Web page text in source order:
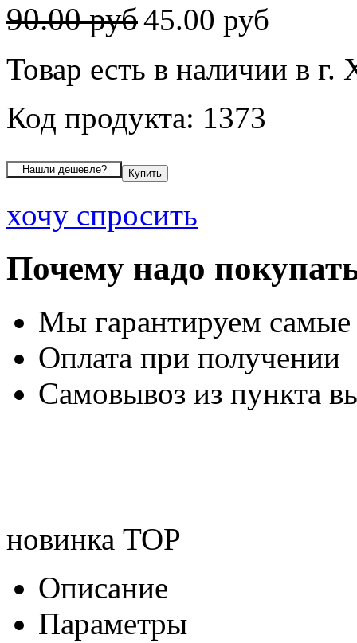
90.00 руб45.00 руб
Товар есть в наличии в г.
Код продукта: 1373
хочу спросить
Почему надо
Мы гарантируем
Оплата при получении
Самовывоз из пункта
новинка TOP
Описание
Параметры